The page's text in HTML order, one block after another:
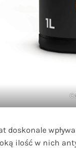
doskonale
ilość w nich